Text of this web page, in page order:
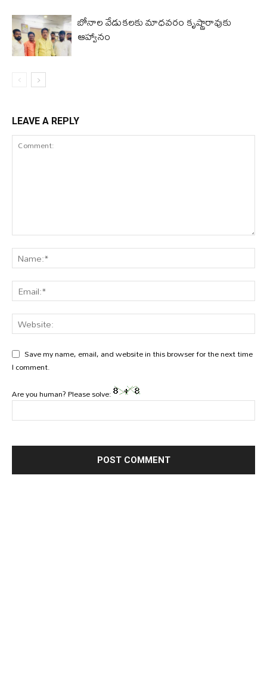
బోనాల వేడుకలకు మాధవరం కృష్ణారావుకు
ఆహ్వానం
LEAVE A REPLY
Save my name, email, and website in this browser for the next time
I comment.
Are you human? Please solve: